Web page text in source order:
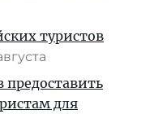
туристов
предоставить
для